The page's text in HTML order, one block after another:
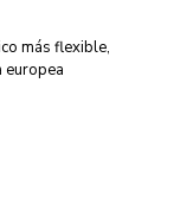
más flexible,
europea